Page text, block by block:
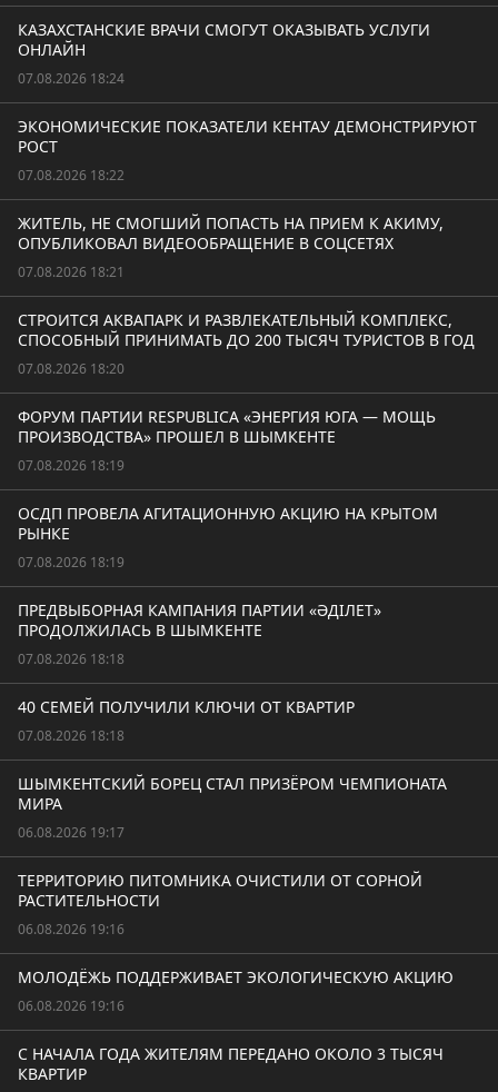
КАЗАХСТАНСКИЕ ВРАЧИ СМОГУТ ОКАЗЫВАТЬ УСЛУГИ
ОНЛАЙН
07.08.2026 18:24
ЭКОНОМИЧЕСКИЕ ПОКАЗАТЕЛИ КЕНТАУ ДЕМОНСТРИРУЮТ
РОСТ
07.08.2026 18:22
ЖИТЕЛЬ, НЕ СМОГШИЙ ПОПАСТЬ НА ПРИЕМ К АКИМУ,
ОПУБЛИКОВАЛ ВИДЕООБРАЩЕНИЕ В СОЦСЕТЯХ
07.08.2026 18:21
СТРОИТСЯ АКВАПАРК И РАЗВЛЕКАТЕЛЬНЫЙ КОМПЛЕКС,
СПОСОБНЫЙ ПРИНИМАТЬ ДО 200 ТЫСЯЧ ТУРИСТОВ В ГОД
07.08.2026 18:20
ФОРУМ ПАРТИИ RESPUBLICA «ЭНЕРГИЯ ЮГА — МОЩЬ
ПРОИЗВОДСТВА» ПРОШЕЛ В ШЫМКЕНТЕ
07.08.2026 18:19
ОСДП ПРОВЕЛА АГИТАЦИОННУЮ АКЦИЮ НА КРЫТОМ
РЫНКЕ
07.08.2026 18:19
ПРЕДВЫБОРНАЯ КАМПАНИЯ ПАРТИИ «ӘДІЛЕТ»
ПРОДОЛЖИЛАСЬ В ШЫМКЕНТЕ
07.08.2026 18:18
40 СЕМЕЙ ПОЛУЧИЛИ КЛЮЧИ ОТ КВАРТИР
07.08.2026 18:18
ШЫМКЕНТСКИЙ БОРЕЦ СТАЛ ПРИЗЁРОМ ЧЕМПИОНАТА
МИРА
06.08.2026 19:17
ТЕРРИТОРИЮ ПИТОМНИКА ОЧИСТИЛИ ОТ СОРНОЙ
РАСТИТЕЛЬНОСТИ
06.08.2026 19:16
МОЛОДЁЖЬ ПОДДЕРЖИВАЕТ ЭКОЛОГИЧЕСКУЮ АКЦИЮ
06.08.2026 19:16
С НАЧАЛА ГОДА ЖИТЕЛЯМ ПЕРЕДАНО ОКОЛО 3 ТЫСЯЧ
КВАРТИР